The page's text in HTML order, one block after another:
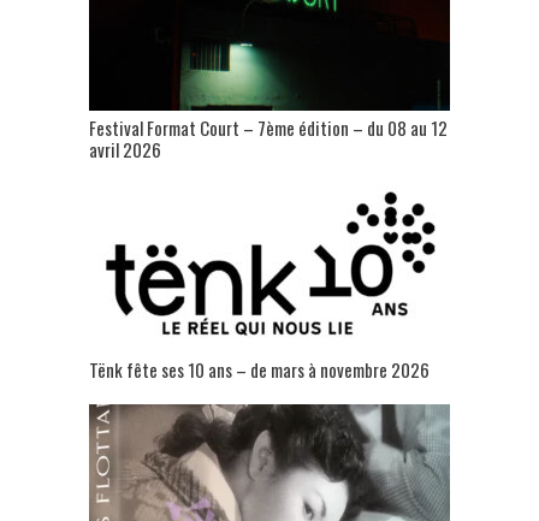
Festival Format Court – 7ème édition – du 08 au 12
avril 2026
Tënk fête ses 10 ans – de mars à novembre 2026